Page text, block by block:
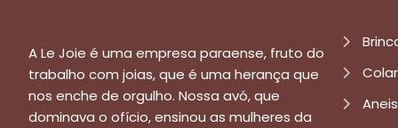
A Le Joie é uma empresa paraense, fruto do
trabalho com joias, que é uma herança que
nos enche de orgulho. Nossa avó, que
dominava o ofício, ensinou as mulheres da
Aneis